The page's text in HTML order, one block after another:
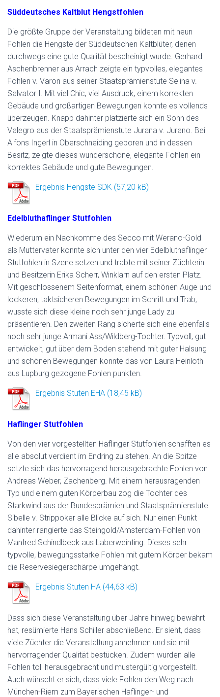
Süddeutsches Kaltblut Hengstfohlen
Die größte Gruppe der Veranstaltung bildeten mit neun
Fohlen die Hengste der Süddeutschen Kaltblüter, denen
durchwegs eine gute Qualität bescheinigt wurde. Gerhard
Aschenbrenner aus Arrach zeigte ein typvolles, elegantes
Fohlen v. Varon aus seiner Staatsprämienstute Selina v.
Salvator I. Mit viel Chic, viel Ausdruck, einem korrekten
Gebäude und großartigen Bewegungen konnte es vollends
überzeugen. Knapp dahinter platzierte sich ein Sohn des
Valegro aus der Staatsprämienstute Jurana v. Jurano. Bei
Alfons Ingerl in Oberschneiding geboren und in dessen
Besitz, zeigte dieses wunderschöne, elegante Fohlen ein
korrektes Gebäude und gute Bewegungen.
Ergebnis Hengste SDK
Edelbluthaflinger Stutfohlen
Wiederum ein Nachkomme des Secco mit Werano-Gold
als Muttervater konnte sich unter den vier Edelbluthaflinger
Stutfohlen in Szene setzen und trabte mit seiner Züchterin
und Besitzerin Erika Scherr, Winklarn auf den ersten Platz.
Mit geschlossenem Seitenformat, einem schönen Auge und
lockeren, taktsicheren Bewegungen im Schritt und Trab,
wusste sich diese kleine noch sehr junge Lady zu
präsentieren. Den zweiten Rang sicherte sich eine ebenfalls
noch sehr junge Armani Ass/Wildberg-Tochter. Typvoll, gut
entwickelt, gut über dem Boden stehend mit guter Halsung
und schönen Bewegungen konnte das von Laura Heinloth
aus Lupburg gezogene Fohlen punkten.
Ergebnis Stuten EHA
Haflinger Stutfohlen
Von den vier vorgestellten Haflinger Stutfohlen schafften es
alle absolut verdient im Endring zu stehen. An die Spitze
setzte sich das hervorragend herausgebrachte Fohlen von
Andreas Weber, Zachenberg. Mit einem herausragenden
Typ und einem guten Körperbau zog die Tochter des
Starkwind aus der Bundesprämien und Staatsprämienstute
Sibelle v. Strippoker alle Blicke auf sich. Nur einen Punkt
dahinter rangierte das Steingold/Amsterdam-Fohlen von
Manfred Schindlbeck aus Laberweinting. Dieses sehr
typvolle, bewegungsstarke Fohlen mit gutem Körper bekam
die Reservesiegerschärpe umgehängt.
Ergebnis Stuten HA
Dass sich diese Veranstaltung über Jahre hinweg bewährt
hat, resümierte Hans Schiller abschließend. Er sieht, dass
viele Züchter die Veranstaltung annehmen und sie mit
hervorragender Qualität bestücken. Zudem wurden alle
Fohlen toll herausgebracht und mustergültig vorgestellt.
Auch wünscht er sich, dass viele Fohlen den Weg nach
München-Riem zum Bayerischen Haflinger- und